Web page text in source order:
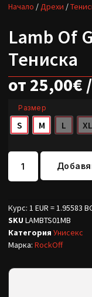
Начало /Дрехи /
Lamb Of
Тениска
от25,00€/
Размер
S M L XL
Курс: 1 EUR = 1.95583
SKU LAMBTS01MB
Категория Унисекс
Марка: RockOff